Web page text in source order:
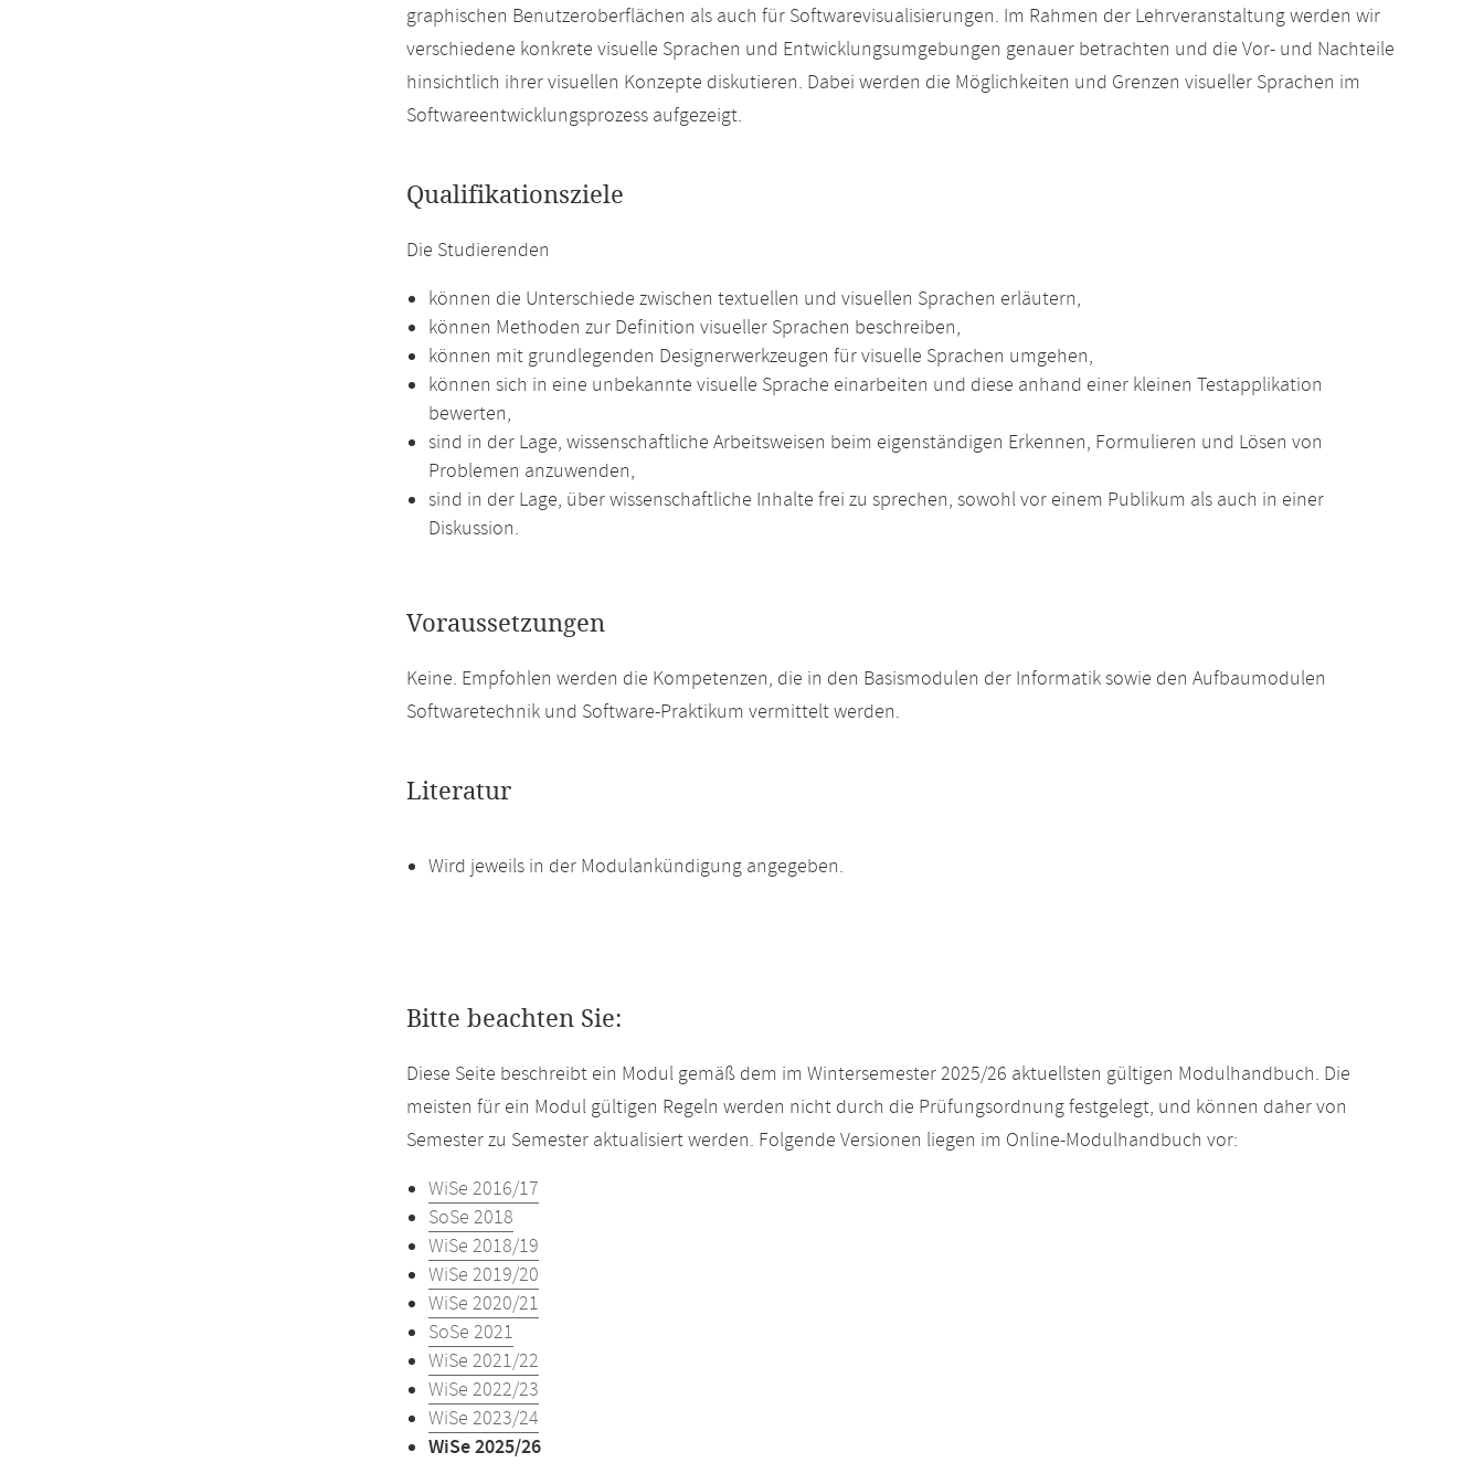
graphischen Benutzeroberflächen als auch für Softwarevisualisierungen. Im Rahmen der Lehrveranstaltung werden wir
verschiedene konkrete visuelle Sprachen und Entwicklungsumgebungen genauer betrachten und die Vor- und Nachteile
hinsichtlich ihrer visuellen Konzepte diskutieren. Dabei werden die Möglichkeiten und Grenzen visueller Sprachen im
Softwareentwicklungsprozess aufgezeigt.
Qualifikationsziele
Die Studierenden
können die Unterschiede zwischen textuellen und visuellen Sprachen erläutern,
können Methoden zur Definition visueller Sprachen beschreiben,
können mit grundlegenden Designerwerkzeugen für visuelle Sprachen umgehen,
können sich in eine unbekannte visuelle Sprache einarbeiten und diese anhand einer kleinen Testapplikation
bewerten,
sind in der Lage, wissenschaftliche Arbeitsweisen beim eigenständigen Erkennen, Formulieren und Lösen von
Problemen anzuwenden,
sind in der Lage, über wissenschaftliche Inhalte frei zu sprechen, sowohl vor einem Publikum als auch in einer
Diskussion.
Voraussetzungen
Keine. Empfohlen werden die Kompetenzen, die in den Basismodulen der Informatik sowie den Aufbaumodulen
Softwaretechnik und Software-Praktikum vermittelt werden.
Literatur
Wird jeweils in der Modulankündigung angegeben.
Bitte beachten Sie:
Diese Seite beschreibt ein Modul gemäß dem im Wintersemester 2025/26 aktuellsten gültigen Modulhandbuch. Die
meisten für ein Modul gültigen Regeln werden nicht durch die Prüfungsordnung festgelegt, und können daher von
Semester zu Semester aktualisiert werden. Folgende Versionen liegen im Online-Modulhandbuch vor:
WiSe 2016/17
SoSe 2018
WiSe 2018/19
WiSe 2019/20
WiSe 2020/21
SoSe 2021
WiSe 2021/22
WiSe 2022/23
WiSe 2023/24
WiSe 2025/26